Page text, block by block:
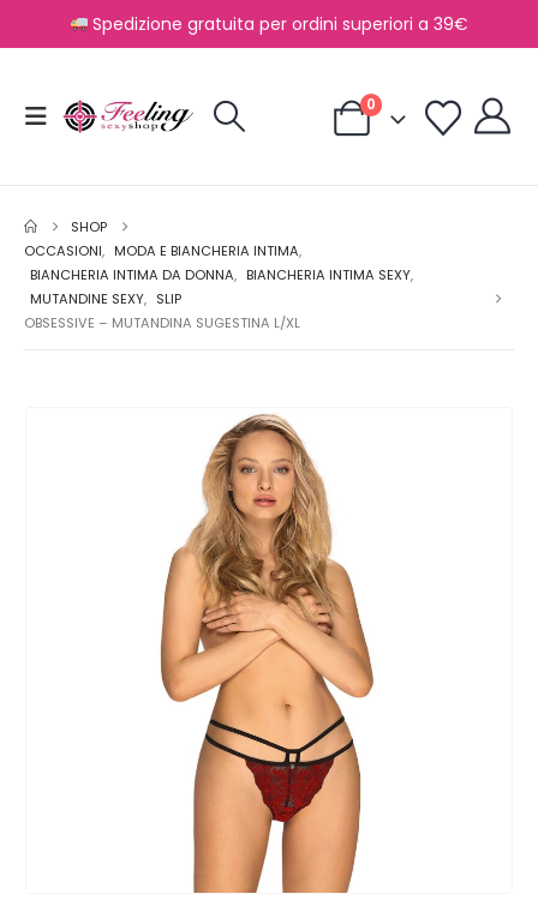
Spedizione gratuita per ordini superiori a 39€
0
SHOP
OCCASIONI, MODA E BIANCHERIA INTIMA,
BIANCHERIA INTIMA DA DONNA, BIANCHERIA INTIMA SEXY,
MUTANDINE SEXY, SLIP
OBSESSIVE – MUTANDINA SUGESTINA L/XL